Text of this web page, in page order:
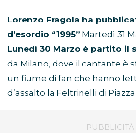
Lorenzo Fragola ha
d’esordio “1995” Martedì 31
Lunedì 30 Marzo è partito il
da Milano, dove il cantante è
un fiume di fan che hanno
d’assalto la Feltrinelli di